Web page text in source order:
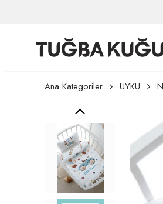
Ana Kategoriler UYKU